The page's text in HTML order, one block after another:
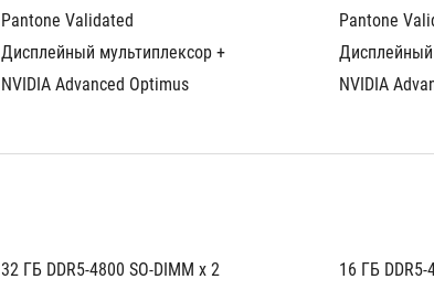
Pantone Validated
Дисплейный мультиплексор +
NVIDIA Advanced Optimus
Pantone
Дисплейный
NVIDIA
32 ГБ DDR5-4800 SO-DIMM x 2
16 ГБ DDR5-